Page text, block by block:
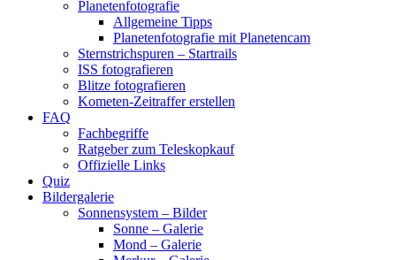
Planetenfotografie
Allgemeine Tipps
Planetenfotografie mit Planetencam
Sternstrichspuren – Startrails
ISS fotografieren
Blitze fotografieren
Kometen-Zeitraffer erstellen
FAQ
Fachbegriffe
Ratgeber zum Teleskopkauf
Offizielle Links
Quiz
Bildergalerie
Sonnensystem – Bilder
Sonne – Galerie
Mond – Galerie